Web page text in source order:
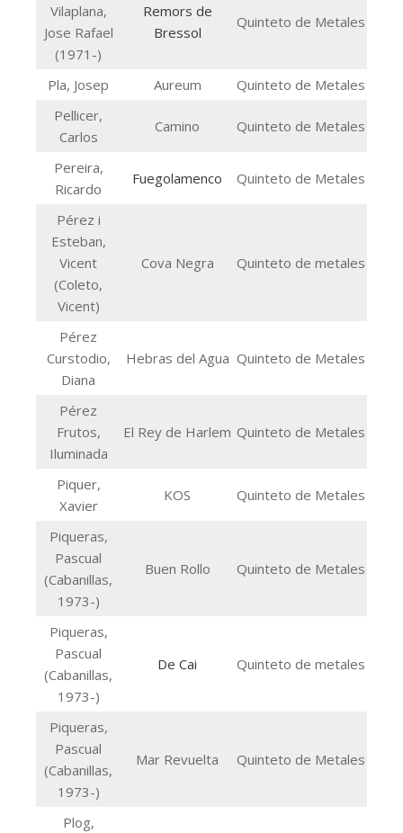
Vilaplana,
Jose Rafael
(1971-)
Remors de
Bressol
Quinteto de Metales
Pla, Josep Aureum
Quinteto de Metales
Pellicer,
Carlos
Camino Quinteto de Metales
Pereira,
Ricardo
Fuegolamenco Quinteto de Metales
Pérez i
Esteban,
Vicent
(Coleto,
Vicent)
Cova Negra Quinteto de metales
Pérez
Curstodio,
Diana
Hebras del Agua Quinteto de Metales
Pérez
Frutos,
Iluminada
El Rey de Harlem Quinteto de Metales
Piquer,
Xavier
KOS Quinteto de Metales
Piqueras,
Pascual
(Cabanillas,
1973-)
Buen Rollo Quinteto de Metales
Piqueras,
Pascual
(Cabanillas,
1973-)
De Cai Quinteto de metales
Piqueras,
Pascual
(Cabanillas,
1973-)
Mar Revuelta Quinteto de Metales
Plog,